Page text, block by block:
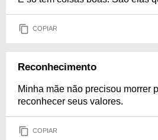
COPIAR
Reconhecimento
Minha mãe não precisou morrer
reconhecer seus valores.
COPIAR